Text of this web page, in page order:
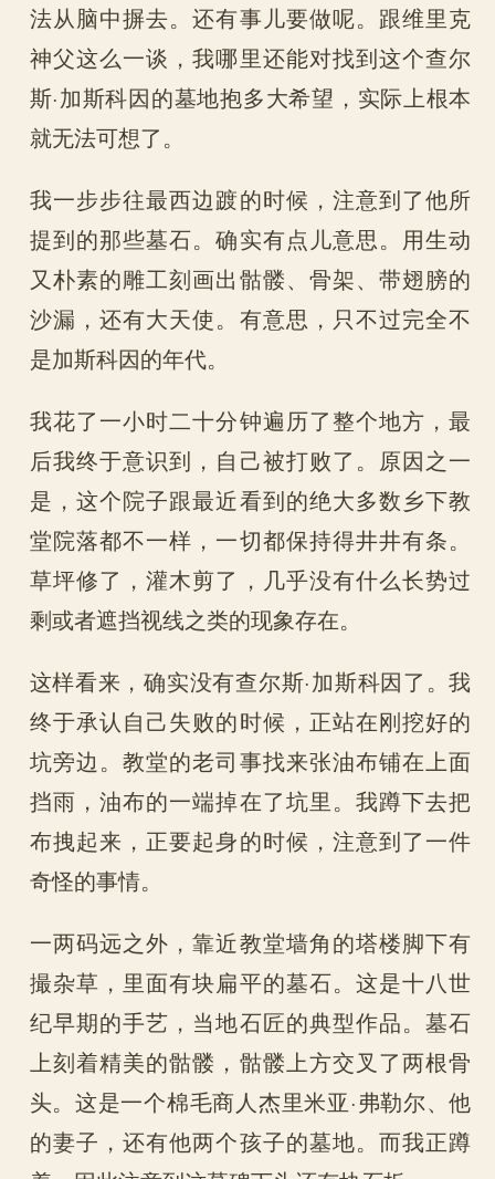
法从脑中摒去。还有事儿要做呢。跟维里克
神父这么一谈，我哪里还能对找到这个查尔
斯·加斯科因的墓地抱多大希望，实际上根本
就无法可想了。
我一步步往最西边踱的时候，注意到了他所
提到的那些墓石。确实有点儿意思。用生动
又朴素的雕工刻画出骷髅、骨架、带翅膀的
沙漏，还有大天使。有意思，只不过完全不
是加斯科因的年代。
我花了一小时二十分钟遍历了整个地方，最
后我终于意识到，自己被打败了。原因之一
是，这个院子跟最近看到的绝大多数乡下教
堂院落都不一样，一切都保持得井井有条。
草坪修了，灌木剪了，几乎没有什么长势过
剩或者遮挡视线之类的现象存在。
这样看来，确实没有查尔斯·加斯科因了。我
终于承认自己失败的时候，正站在刚挖好的
坑旁边。教堂的老司事找来张油布铺在上面
挡雨，油布的一端掉在了坑里。我蹲下去把
布拽起来，正要起身的时候，注意到了一件
奇怪的事情。
一两码远之外，靠近教堂墙角的塔楼脚下有
撮杂草，里面有块扁平的墓石。这是十八世
纪早期的手艺，当地石匠的典型作品。墓石
上刻着精美的骷髅，骷髅上方交叉了两根骨
头。这是一个棉毛商人杰里米亚·弗勒尔、他
的妻子，还有他两个孩子的墓地。而我正蹲